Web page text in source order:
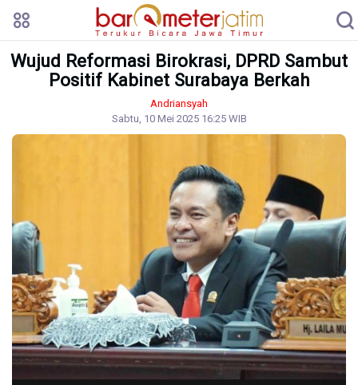
Wujud Reformasi Birokrasi, DPRD Sambut
Positif Kabinet Surabaya Berkah
Andriansyah
Sabtu, 10 Mei 2025 16:25 WIB